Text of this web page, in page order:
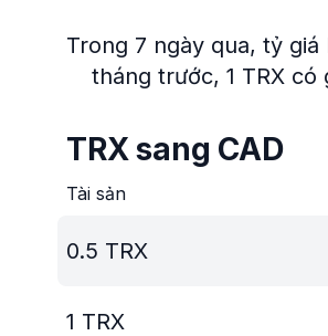
Trong 7 ngày qua, tỷ
tháng trước, 1 TRX
TRX sang CAD
Tài sản
0.5 TRX
1 TRX